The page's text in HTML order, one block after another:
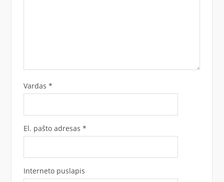
Vardas *
El. pašto adresas *
Interneto puslapis